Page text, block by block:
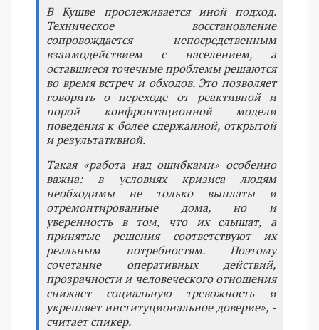
В Кушве прослеживается иной подход.
Техническое восстановление
сопровождается непосредственным
взаимодействием с населением, а
оставшиеся точечные проблемы решаются
во время встреч и обходов. Это позволяет
говорить о переходе от реактивной и
порой конфронтационной модели
поведения к более сдержанной, открытой
и результативной.
Такая «работа над ошибками» особенно
важна: в условиях кризиса людям
необходимы не только выплаты и
отремонтированные дома, но и
уверенность в том, что их слышат, а
принятые решения соответствуют их
реальным потребностям. Поэтому
сочетание оперативных действий,
прозрачности и человеческого отношения
снижает социальную тревожность и
укрепляет институциональное доверие», -
считает спикер.